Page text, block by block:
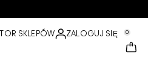
SKLEPÓW ZALOGUJ SIĘ 0